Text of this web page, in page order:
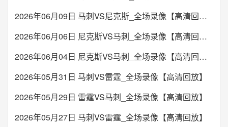
2026年06月09日 马刺VS尼克斯_全场录像【高清回放】
2026年06月06日 尼克斯VS马刺_全场录像【高清回放】
2026年06月04日 尼克斯VS马刺_全场录像【高清回放】
2026年05月31日 马刺VS雷霆_全场录像【高清回放】
2026年05月29日 雷霆VS马刺_全场录像【高清回放】
2026年05月27日 马刺VS雷霆_全场录像【高清回放】